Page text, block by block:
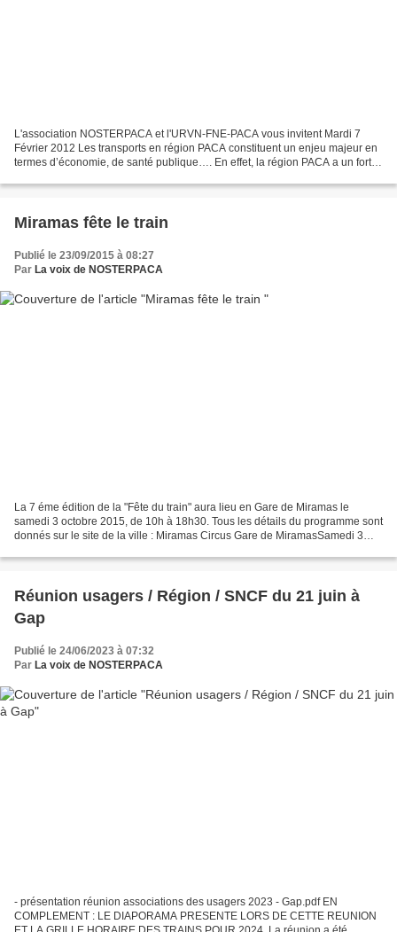
L'association NOSTERPACA et l'URVN-FNE-PACA vous invitent Mardi 7
Février 2012 Les transports en région PACA constituent un enjeu majeur en
termes d’économie, de santé publique…. En effet, la région PACA a un fort
Miramas fête le train
Publié le 23/09/2015 à 08:27
Par La voix de NOSTERPACA
La 7 éme édition de la "Fête du train" aura lieu en Gare de Miramas le
samedi 3 octobre 2015, de 10h à 18h30. Tous les détails du programme sont
donnés sur le site de la ville : Miramas Circus Gare de MiramasSamedi 3
Réunion usagers / Région / SNCF du 21 juin à
Gap
Publié le 24/06/2023 à 07:32
Par La voix de NOSTERPACA
- présentation réunion associations des usagers 2023 - Gap.pdf EN
COMPLEMENT : LE DIAPORAMA PRESENTE LORS DE CETTE REUNION